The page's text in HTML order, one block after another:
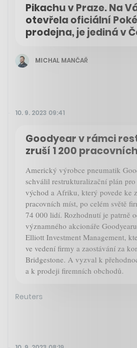
Pikachu v Praze. Na
otevřela oficiální
prodejna, je jediná v
MICHAL MANČAŘ
10. 9. 2023 09:41
Goodyear v rámci
zruší 1 200
Americký výrobce pneumatik
schválil restrukturalizační plán
východ a Afriku, který povede ke
pracovních míst, po celém světě
74 000 lidí. Rozhodnutí je patrně
významného akcionáře
Elliott Investment Management,
ve vedení firmy a zaostávání za
Bridgestone. A vyzval k
a k prodeji firemních obchodů.
Reuters